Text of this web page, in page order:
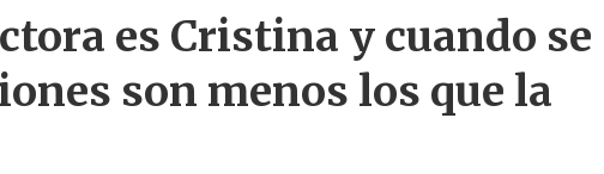
es Cristina y cuando se
son menos los que la